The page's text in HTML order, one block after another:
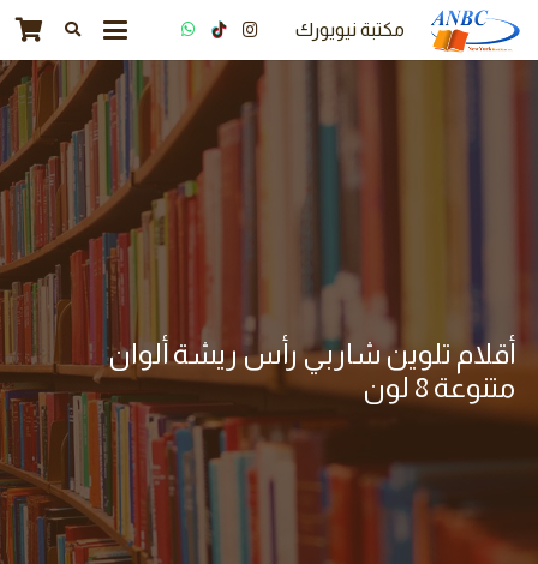
مكتبة نيويورك
أقلام تلوين شاربي رأس ريشة ألوان
متنوعة 8 لون